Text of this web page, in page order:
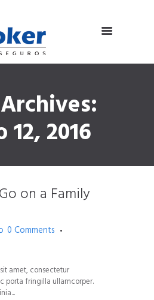
2016
on a Family
0 Comments
amet, consectetur
porta fringilla ullamcorper.